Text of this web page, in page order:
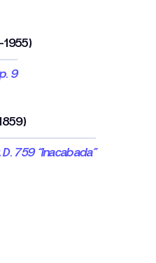
9
759 “Inacabada”